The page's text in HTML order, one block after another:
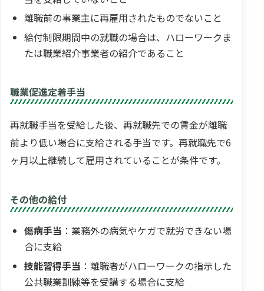
離職前の事業主に再雇用されたものでないこと
給付制限期間中の就職の場合は、ハローワークま
たは職業紹介事業者の紹介であること
職業促進定着手当
再就職手当を受給した後、再就職先での賃金が離職
前より低い場合に支給される手当です。再就職先で6
ヶ月以上継続して雇用されていることが条件です。
その他の給付
傷病手当 ：業務外の病気やケガで就労できない場
合に支給
技能習得手当 ：離職者がハローワークの指示した
公共職業訓練等を受講する場合に支給